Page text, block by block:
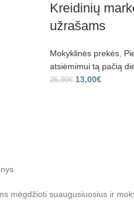
Kreidinių
užrašams
Mokyklinės prekės,
atsiėmimui tą pačią
26,99€ 13,00€
mėgdžioti suaugusiuosius ir